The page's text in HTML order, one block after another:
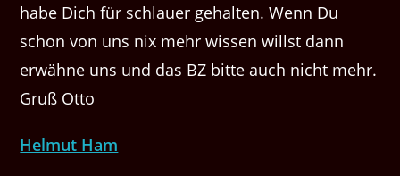
habe Dich für schlauer gehalten. Wenn Du
schon von uns nix mehr wissen willst dann
erwähne uns und das BZ bitte auch nicht mehr.
Gruß Otto
Helmut Ham